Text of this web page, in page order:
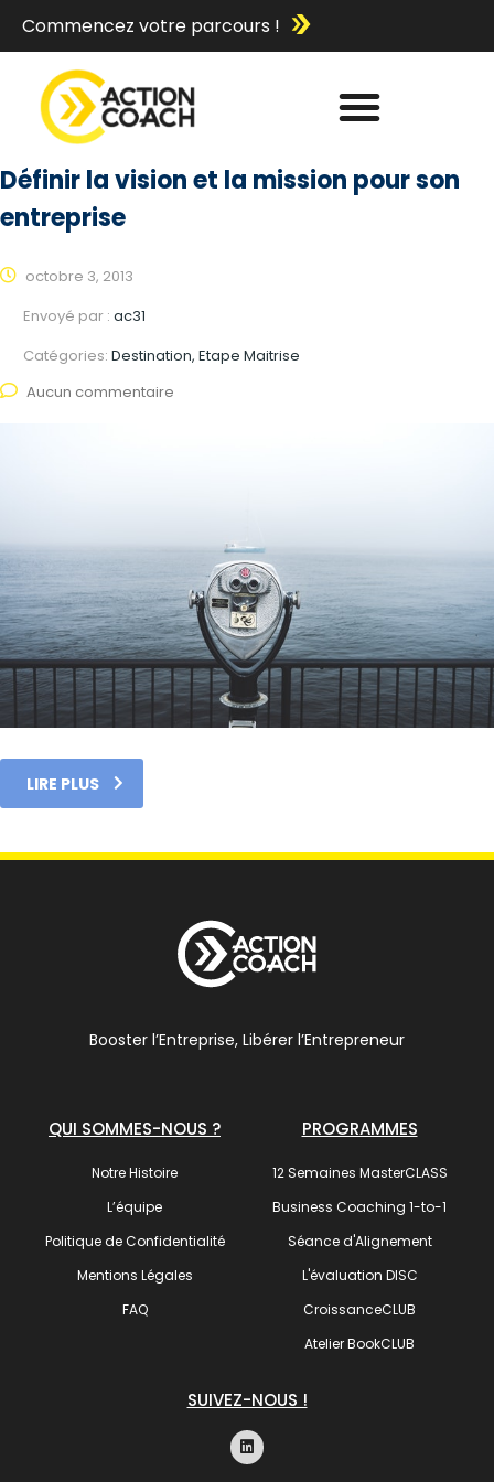
Commencez votre parcours !
Définir la vision et la mission pour son
entreprise
octobre 3, 2013
Envoyé par : ac31
Catégories: Destination, Etape Maitrise
Aucun commentaire
LIRE PLUS
Booster l’Entreprise, Libérer l’Entrepreneur
QUI SOMMES-NOUS ?
Notre Histoire
L’équipe
Politique de Confidentialité
Mentions Légales
FAQ
PROGRAMMES
12 Semaines MasterCLASS
Business Coaching 1-to-1
Séance d'Alignement
L'évaluation DISC
CroissanceCLUB
Atelier BookCLUB
SUIVEZ-NOUS !